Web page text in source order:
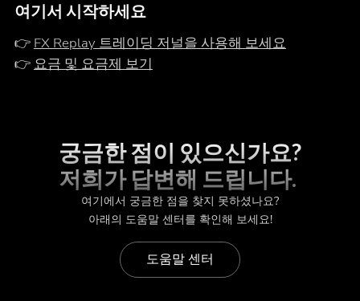
여기서 시작하세요
👉 FX Replay 트레이딩 저널을 사용해 보세요
👉 요금 및 요금제 보기
궁금한 점이 있으신가요?
저희가 답변해 드립니다.
여기에서 궁금한 점을 찾지 못하셨나요?
아래의 도움말 센터를 확인해 보세요!
도움말 센터